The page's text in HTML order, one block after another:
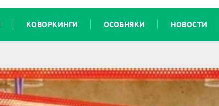
КОВОРКИНГИ ОСОБНЯКИ НОВОСТИ